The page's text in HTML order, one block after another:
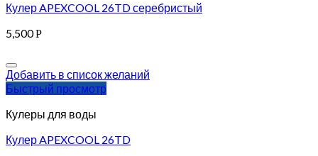
Кулер APEXCOOL 26TD серебристый
5,500Р
Добавить в список желаний
Быстрый просмотр
Кулеры для воды
Кулер APEXCOOL 26TD